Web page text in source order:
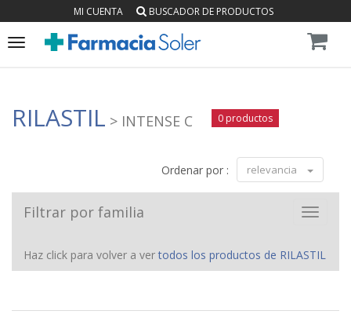
MI CUENTA BUSCADOR DE PRODUCTOS
Toggle
RILASTIL > INTENSE C 0 productos
Ordenar por : relevancia
Toggle
Filtrar por familia
Haz click para volver a vertodos los productos de RILASTIL